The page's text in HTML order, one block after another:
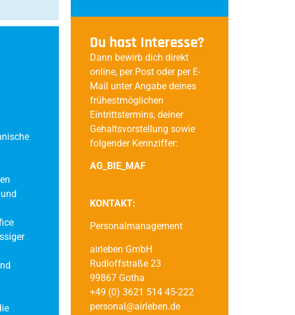
Du hast Interesse?
Dann bewirb dich direkt
online, per Post oder per E-
Mail unter Angabe deines
frühestmöglichen
Eintrittstermins, deiner
Gehaltsvorstellung sowie
folgender Kennziffer:
AG_BIE_MAF
KONTAKT:
Personalmanagement
airleben GmbH
Rudloffstraße 23
99867 Gotha
+49 (0) 3621 514 45-222
personal@airleben.de